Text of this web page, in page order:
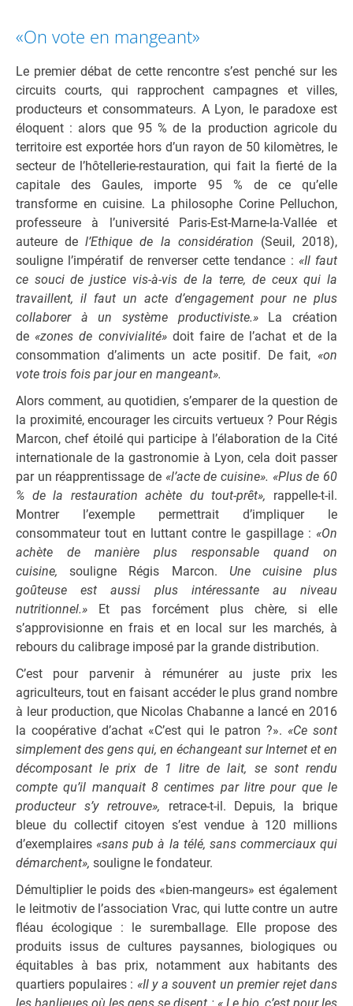
«On vote en mangeant»
Le premier débat de cette rencontre s’est penché sur les
circuits courts, qui rapprochent campagnes et villes,
producteurs et consommateurs. A Lyon, le paradoxe est
éloquent : alors que 95 % de la production agricole du
territoire est exportée hors d’un rayon de 50 kilomètres, le
secteur de l’hôtellerie-restauration, qui fait la fierté de la
capitale des Gaules, importe 95 % de ce qu’elle
transforme en cuisine. La philosophe Corine Pelluchon,
professeure à l’université Paris-Est-Marne-la-Vallée et
auteure del’Ethique de la considération (Seuil, 2018),
souligne l’impératif de renverser cette tendance : «Il faut
ce souci de justice vis-à-vis de la terre, de ceux qui la
travaillent, il faut un acte d’engagement pour ne plus
collaborer à un système productiviste.» La création
de «zones de convivialité» doit faire de l’achat et de la
consommation d’aliments un acte positif. De fait, «on
vote trois fois par jour en mangeant».
Alors comment, au quotidien, s’emparer de la question de
la proximité, encourager les circuits vertueux ? Pour Régis
Marcon, chef étoilé qui participe à l’élaboration de la Cité
internationale de la gastronomie à Lyon, cela doit passer
par un réapprentissage de «l’acte de cuisine». «Plus de 60
% de la restauration achète du tout-prêt», rappelle-t-il.
Montrer l’exemple permettrait d’impliquer le
consommateur tout en luttant contre le gaspillage : «On
achète de manière plus responsable quand on
cuisine,souligne Régis Marcon. Une cuisine plus
goûteuse est aussi plus intéressante au niveau
nutritionnel.» Et pas forcément plus chère, si elle
s’approvisionne en frais et en local sur les marchés, à
rebours du calibrage imposé par la grande distribution.
C’est pour parvenir à rémunérer au juste prix les
agriculteurs, tout en faisant accéder le plus grand nombre
à leur production, que Nicolas Chabanne a lancé en 2016
la coopérative d’achat «C’est qui le patron ?». «Ce sont
simplement des gens qui, en échangeant sur Internet et en
décomposant le prix de 1 litre de lait, se sont rendu
compte qu’il manquait 8 centimes par litre pour que le
producteur s’y retrouve», retrace-t-il. Depuis, la brique
bleue du collectif citoyen s’est vendue à 120 millions
d’exemplaires «sans pub à la télé, sans commerciaux qui
démarchent», souligne le fondateur.
Démultiplier le poids des «bien-mangeurs» est également
le leitmotiv de l’association Vrac, qui lutte contre un autre
fléau écologique : le suremballage. Elle propose des
produits issus de cultures paysannes, biologiques ou
équitables à bas prix, notamment aux habitants des
quartiers populaires : «Il y a souvent un premier rejet dans